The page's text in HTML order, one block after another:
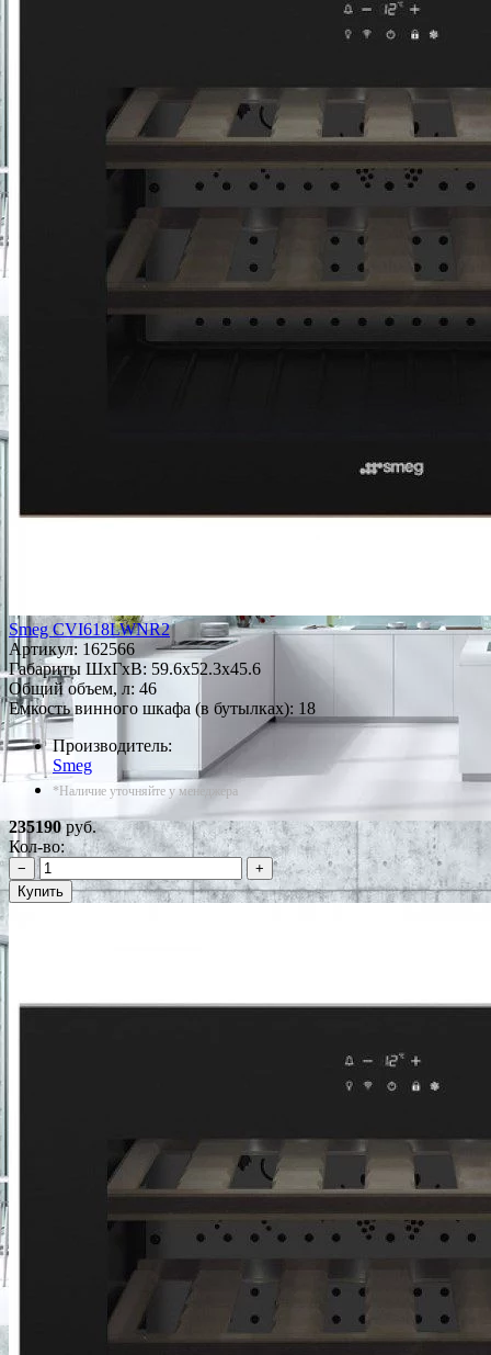
Smeg CVI618LWNR2
Артикул: 162566
Габариты ШxГxВ: 59.6x52.3x45.6
Общий объем, л: 46
Емкость винного шкафа (в бутылках): 18
Производитель:
Smeg
*Наличие уточняйте у менеджера
235190руб.
Кол-во:
−
+
Купить